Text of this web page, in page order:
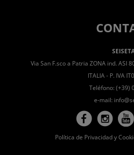
Via San F.sco a Patria ZONA ind. ASI
ITALIA - P. IVA
Teléfono: (+39)
e-mail:
Política de Privacidad y